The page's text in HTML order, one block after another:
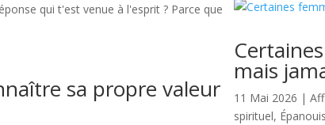
qui t'est venue à l'esprit ? Parce que
sa propre valeur
mais
11 Mai 2026 |
spirituel,